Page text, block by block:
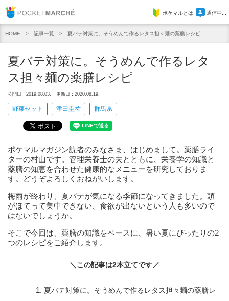
Pocket Marcheポケマルとは 通信中...
HOME 記事一覧 夏バテ対策に。そうめんで作るレタス担々麺の薬膳レシピ
夏バテ対策に。そうめんで作るレタ
ス担々麺の薬膳レシピ
公開日：2019.08.03. 更新日：2020.08.19.
野菜セット 津田圭祐 群馬県
ポケマルマガジン読者のみなさま、はじめまして。薬膳ライ
ターの村山です。管理栄養士の夫とともに、栄養学の知識と
薬膳の知恵を合わせた健康的なメニューを研究しておりま
す。どうぞよろしくおねがいします。
梅雨が終わり、夏バテが気になる季節になってきました。頭
がほてって集中できない、食欲が出ないという人も多いので
はないでしょうか。
そこで今回は、薬膳の知識をベースに、暑い夏にぴったりの2
つのレシピをご紹介します。
＼この記事は2本立てです／
夏バテ対策に。そうめんで作るレタス担々麺の薬膳レ